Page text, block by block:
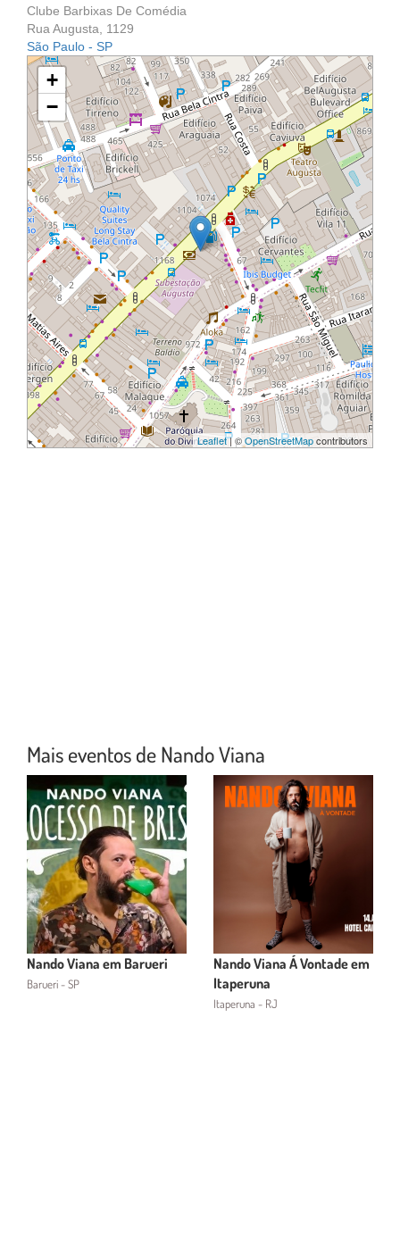
Clube Barbixas De Comédia
Rua Augusta, 1129
São Paulo - SP
+
−
Leaflet| ©OpenStreetMapcontributors
Mais eventos de Nando Viana
Nando Viana em Barueri
Barueri - SP
Nando Viana Á Vontade em
Itaperuna
Itaperuna - RJ